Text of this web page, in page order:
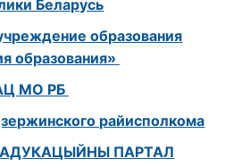
Беларусь
образования
образования»
МО РБ
райисполкома
ПАРТАЛ